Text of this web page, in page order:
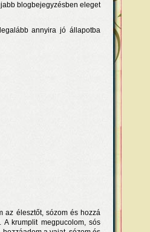
blogbejegyzésben eleget
annyira jó állapotba
az élesztőt, sózom és hozzá
krumplit megpucolom, sós